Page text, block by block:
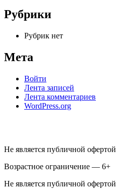
Рубрики
Рубрик нет
Мета
Войти
Лента записей
Лента комментариев
WordPress.org
Не является публичной офертой
Возрастное ограничение — 6+
Не является публичной офертой